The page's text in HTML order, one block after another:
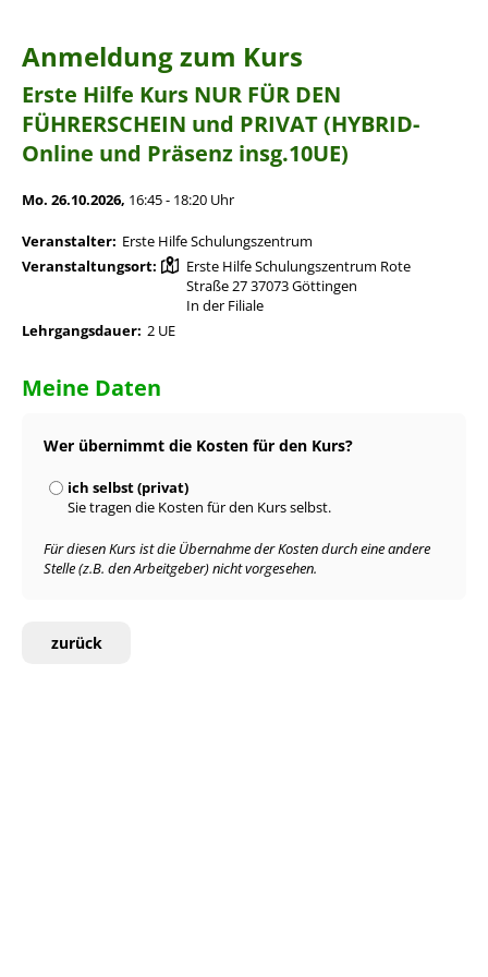
Anmeldung zum Kurs
Erste Hilfe Kurs NUR FÜR DEN
FÜHRERSCHEIN und PRIVAT (HYBRID-
Online und Präsenz insg.10UE)
Mo. 26.10.2026, 16:45 - 18:20 Uhr
Veranstalter: Erste Hilfe Schulungszentrum
Veranstaltungsort:
Erste Hilfe Schulungszentrum Rote
Straße 27 37073 Göttingen
In der Filiale
Lehrgangsdauer: 2 UE
Meine Daten
Wer übernimmt die Kosten für den Kurs?
ich selbst (privat)
Sie tragen die Kosten für den Kurs selbst.
Für diesen Kurs ist die Übernahme der Kosten durch eine andere
Stelle (z.B. den Arbeitgeber) nicht vorgesehen.
zurück